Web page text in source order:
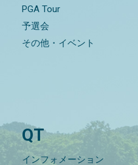
PGA Tour
予選会
その他・イベント
QT
インフォメーション